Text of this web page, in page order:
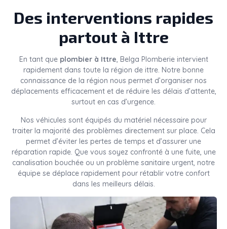
Des interventions rapides
partout à Ittre
En tant que plombier à Ittre, Belga Plomberie intervient
rapidement dans toute la région de ittre. Notre bonne
connaissance de la région nous permet d’organiser nos
déplacements efficacement et de réduire les délais d’attente,
surtout en cas d’urgence.
Nos véhicules sont équipés du matériel nécessaire pour
traiter la majorité des problèmes directement sur place. Cela
permet d’éviter les pertes de temps et d’assurer une
réparation rapide. Que vous soyez confronté à une fuite, une
canalisation bouchée ou un problème sanitaire urgent, notre
équipe se déplace rapidement pour rétablir votre confort
dans les meilleurs délais.